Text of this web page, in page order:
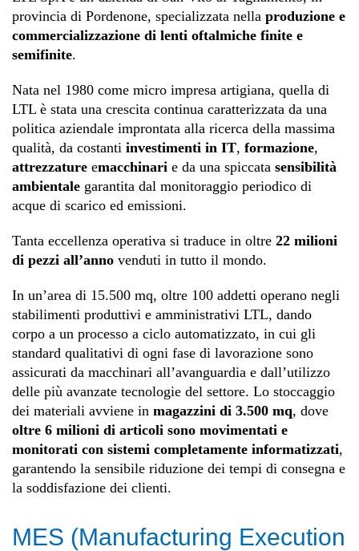
provincia di Pordenone, specializzata nella produzione e
commercializzazione di lenti oftalmiche finite e
semifinite.
Nata nel 1980 come micro impresa artigiana, quella di
LTL è stata una crescita continua caratterizzata da una
politica aziendale improntata alla ricerca della massima
qualità, da costanti investimenti in IT, formazione,
attrezzature emacchinari e da una spiccata sensibilità
ambientale garantita dal monitoraggio periodico di
acque di scarico ed emissioni.
Tanta eccellenza operativa si traduce in oltre 22 milioni
di pezzi all’anno venduti in tutto il mondo.
In un’area di 15.500 mq, oltre 100 addetti operano negli
stabilimenti produttivi e amministrativi LTL, dando
corpo a un processo a ciclo automatizzato, in cui gli
standard qualitativi di ogni fase di lavorazione sono
assicurati da macchinari all’avanguardia e dall’utilizzo
delle più avanzate tecnologie del settore. Lo stoccaggio
dei materiali avviene in magazzini di 3.500 mq, dove
oltre 6 milioni di articoli sono movimentati e
monitorati con sistemi completamente informatizzati,
garantendo la sensibile riduzione dei tempi di consegna e
la soddisfazione dei clienti.
MES (Manufacturing Execution